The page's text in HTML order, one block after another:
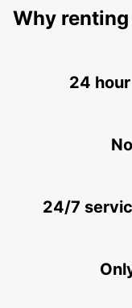
LONDON
LONDON -
SLOUGH -
Why
24
24/7